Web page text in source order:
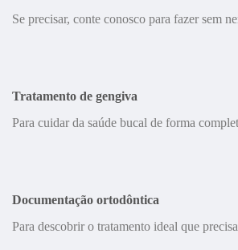
Se precisar, conte conosco para fazer sem
Tratamento de gengiva
Para cuidar da saúde bucal de forma
Documentação ortodôntica
Para descobrir o tratamento ideal que